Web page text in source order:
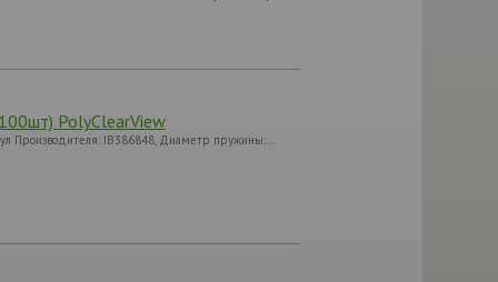
PolyClearView
Производителя: IB386848, Диаметр пружины:…